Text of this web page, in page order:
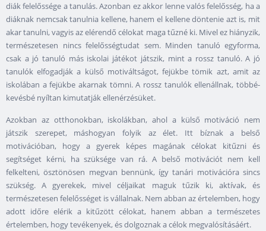
diák felelőssége a tanulás. Azonban ez akkor lenne valós felelősség, ha a
diáknak nemcsak tanulnia kellene, hanem el kellene döntenie azt is, mit
akar tanulni, vagyis az elérendő célokat maga tűzné ki. Mivel ez hiányzik,
természetesen nincs felelősségtudat sem. Minden tanuló egyforma,
csak a jó tanuló más iskolai játékot játszik, mint a rossz tanuló. A jó
tanulók elfogadják a külső motiváltságot, fejükbe tömik azt, amit az
iskolában a fejükbe akarnak tömni. A rossz tanulók ellenállnak, többé-
kevésbé nyíltan kimutatják ellenérzésüket.
Azokban az otthonokban, iskolákban, ahol a külső motiváció nem
játszik szerepet, máshogyan folyik az élet. Itt bíznak a belső
motivációban, hogy a gyerek képes magának célokat kitűzni és
segítséget kérni, ha szüksége van rá. A belső motivációt nem kell
felkelteni, ösztönösen megvan bennünk, így tanári motivációra sincs
szükség. A gyerekek, mivel céljaikat maguk tűzik ki, aktívak, és
természetesen felelősséget is vállalnak. Nem abban az értelemben, hogy
adott időre elérik a kitűzött célokat, hanem abban a természetes
értelemben, hogy tevékenyek, és dolgoznak a célok megvalósításáért.